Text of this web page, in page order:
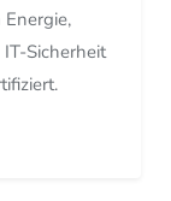
Sicherheit